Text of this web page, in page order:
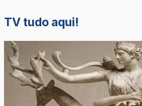
TV tudo aqui!